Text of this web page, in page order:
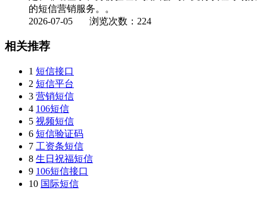
的短信营销服务。。
2026-07-05 浏览次数：224
相关推荐
1 短信接口
2 短信平台
3 营销短信
4 106短信
5 视频短信
6 短信验证码
7 工资条短信
8 生日祝福短信
9 106短信接口
10 国际短信